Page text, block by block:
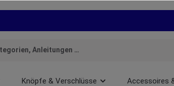
Knöpfe & Verschlüsse Accessoires